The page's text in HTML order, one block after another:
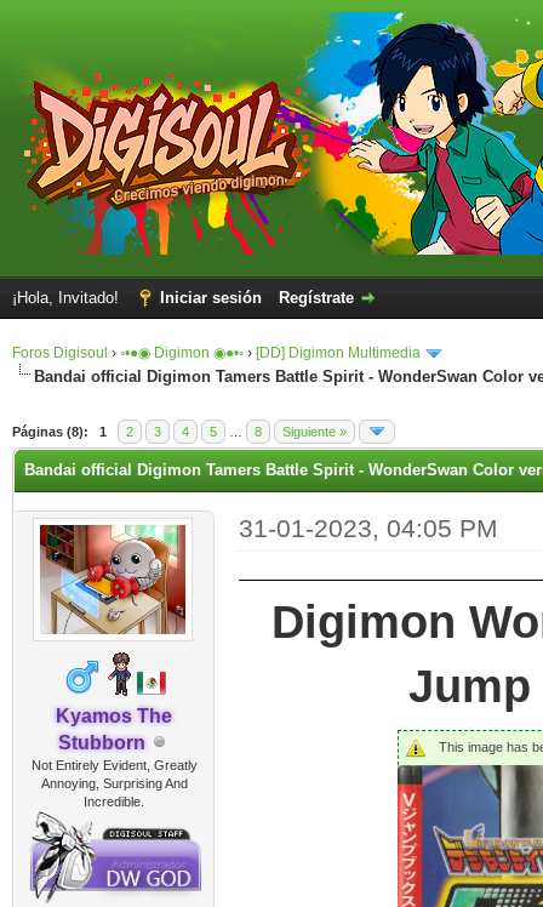
¡Hola, Invitado! Iniciar sesión Regístrate
Foros Digisoul › ◦•●◉ Digimon ◉●•◦ › [DD] Digimon Multimedia
Bandai official Digimon Tamers Battle Spirit - WonderSwan Color
Páginas (8): 1 2 3 4 5 8 Siguiente »
Bandai official Digimon Tamers Battle Spirit - WonderSwan Color
Kyamos The
Stubborn
Not Entirely Evident, Greatly
Annoying, Surprising And
Incredible.
31-01-2023, 04:05 PM
Digimon
Jump
This image has